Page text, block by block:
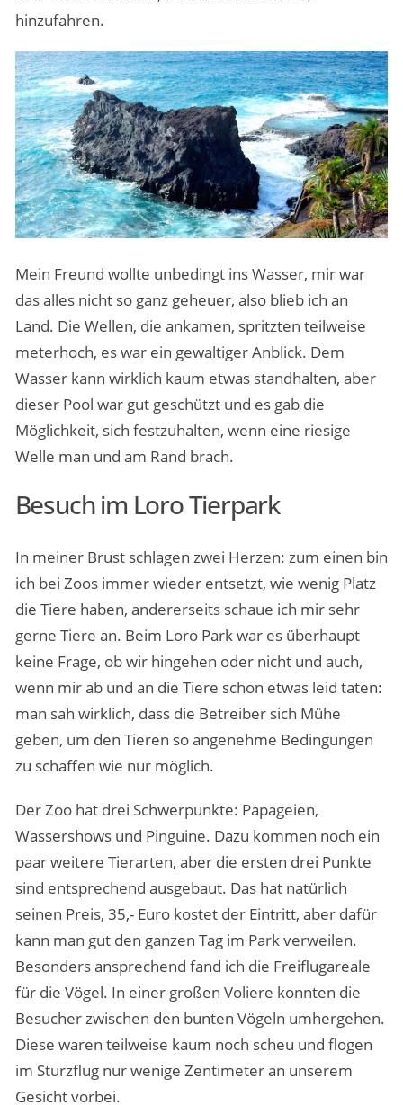
hinzufahren.
Mein Freund wollte unbedingt ins Wasser, mir war
das alles nicht so ganz geheuer, also blieb ich an
Land. Die Wellen, die ankamen, spritzten teilweise
meterhoch, es war ein gewaltiger Anblick. Dem
Wasser kann wirklich kaum etwas standhalten, aber
dieser Pool war gut geschützt und es gab die
Möglichkeit, sich festzuhalten, wenn eine riesige
Welle man und am Rand brach.
Besuch im Loro Tierpark
In meiner Brust schlagen zwei Herzen: zum einen bin
ich bei Zoos immer wieder entsetzt, wie wenig Platz
die Tiere haben, andererseits schaue ich mir sehr
gerne Tiere an. Beim Loro Park war es überhaupt
keine Frage, ob wir hingehen oder nicht und auch,
wenn mir ab und an die Tiere schon etwas leid taten:
man sah wirklich, dass die Betreiber sich Mühe
geben, um den Tieren so angenehme Bedingungen
zu schaffen wie nur möglich.
Der Zoo hat drei Schwerpunkte: Papageien,
Wassershows und Pinguine. Dazu kommen noch ein
paar weitere Tierarten, aber die ersten drei Punkte
sind entsprechend ausgebaut. Das hat natürlich
seinen Preis, 35,- Euro kostet der Eintritt, aber dafür
kann man gut den ganzen Tag im Park verweilen.
Besonders ansprechend fand ich die Freiflugareale
für die Vögel. In einer großen Voliere konnten die
Besucher zwischen den bunten Vögeln umhergehen.
Diese waren teilweise kaum noch scheu und flogen
im Sturzflug nur wenige Zentimeter an unserem
Gesicht vorbei.